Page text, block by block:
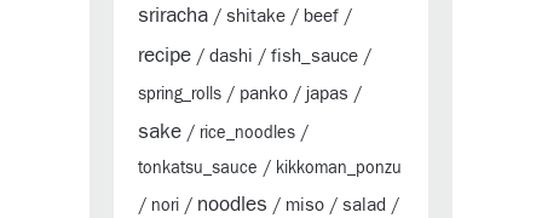
sriracha / shitake / beef /
recipe / dashi / fish_sauce /
spring_rolls / panko / japas /
sake / rice_noodles /
tonkatsu_sauce / kikkoman_ponzu
/ nori / noodles / miso / salad /